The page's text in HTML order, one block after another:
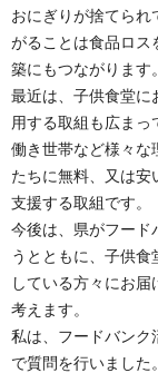
おにぎりが捨てら
がることは食品ロス
築にもつながります。
最近は、子供食堂に
用する取組も広ま
働き世帯など様々な
たちに無料、又は安
支援する取組です。
今後は、県がフード
うとともに、子供食
している方々にお
考えます。
私は、フードバンク
で質問を行いまし